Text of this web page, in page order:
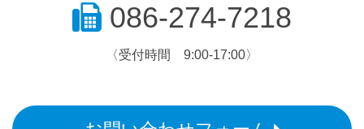
086-274-7218
〈受付時間 9:00-17:00〉